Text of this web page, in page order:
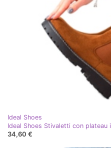
Ideal Shoes
Ideal Shoes Stivaletti con plateau
34,60 €